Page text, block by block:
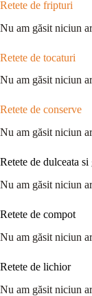
Retete de fripturi
Nu am găsit niciun
Retete de tocaturi
Nu am găsit niciun
Retete de conserve
Nu am găsit niciun
Retete de dulceata si
Nu am găsit niciun
Retete de compot
Nu am găsit niciun
Retete de lichior
Nu am găsit niciun